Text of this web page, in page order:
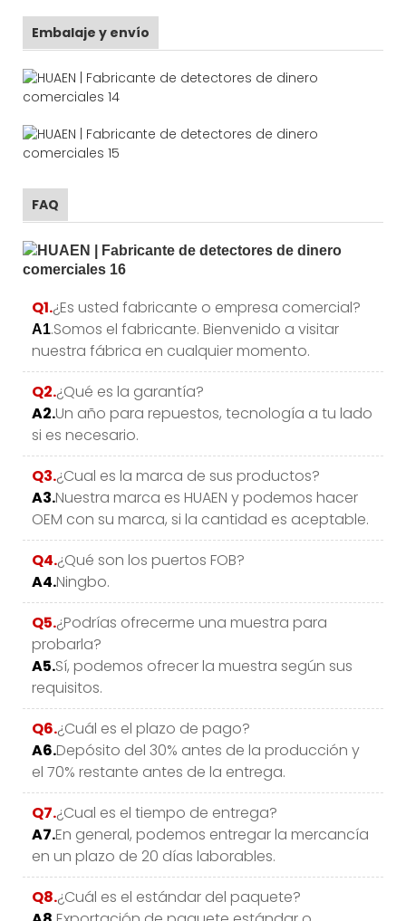
Embalaje y envío
FAQ
Q1.¿Es usted fabricante o empresa comercial?
A1.Somos el fabricante. Bienvenido a visitar
nuestra fábrica en cualquier momento.
Q2.¿Qué es la garantía?
A2.Un año para repuestos, tecnología a tu lado
si es necesario.
Q3.¿Cual es la marca de sus productos?
A3.Nuestra marca es HUAEN y podemos hacer
OEM con su marca, si la cantidad es aceptable.
Q4.¿Qué son los puertos FOB?
A4.Ningbo.
Q5.¿Podrías ofrecerme una muestra para
probarla?
A5.Sí, podemos ofrecer la muestra según sus
requisitos.
Q6.¿Cuál es el plazo de pago?
A6.Depósito del 30% antes de la producción y
el 70% restante antes de la entrega.
Q7.¿Cual es el tiempo de entrega?
A7.En general, podemos entregar la mercancía
en un plazo de 20 días laborables.
Q8.¿Cuál es el estándar del paquete?